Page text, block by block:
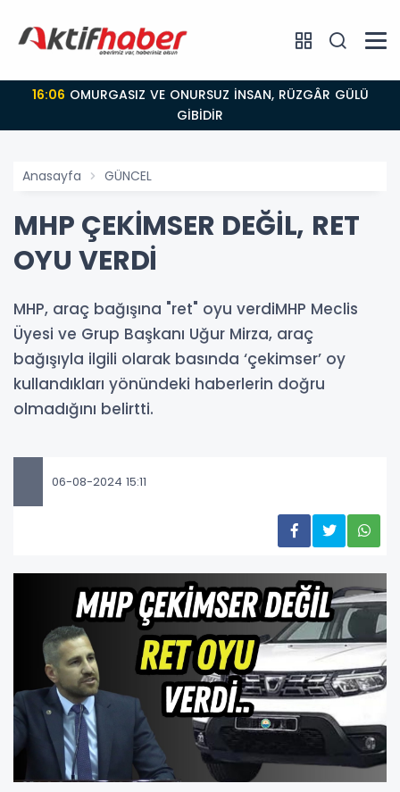
16:06
GİBİDİR
Anasayfa GÜNCEL
MHP ÇEKİMSER DEĞİL, RET
OYU VERDİ
MHP, araç bağışına "ret" oyu verdiMHP Meclis
Üyesi ve Grup Başkanı Uğur Mirza, araç
bağışıyla ilgili olarak basında ‘çekimser’ oy
kullandıkları yönündeki haberlerin doğru
olmadığını belirtti.
06-08-2024 15:11